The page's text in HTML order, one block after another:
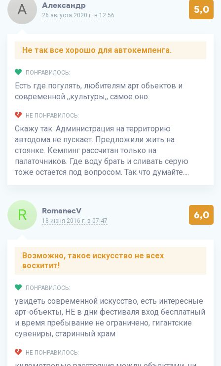
А Александр
26 августа 2020 г. в 12:56 5,0
Не так все хорошо для автокемпенга.
ПОНРАВИЛОСЬ:
Есть где погулять, любителям арт обьектов и
современной ,,культуры,, самое оно.
НЕ ПОНРАВИЛОСЬ:
Скажу так. Администрация на территорию
автодома не пускает. Предложили жить на
стоянке. Кемпинг рассчитан только на
палаточников. Где воду брать и сливать серую
тоже остается под вопросом. Так что думайте....
R RomanecV
18 июня 2016 г. в 07:47 6,0
Возможно, такое искусство не всех
восхитит!
ПОНРАВИЛОСЬ:
увидеть современной искусство, есть интересные
арт-объекты, НЕ в дни фестиваля вход бесплатный
и время пребывание не ограничено, гигантские
сувениры, старинный храм
НЕ ПОНРАВИЛОСЬ: